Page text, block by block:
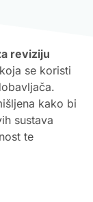
reviziju
se koristi
kako bi
sustava
te